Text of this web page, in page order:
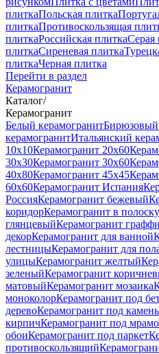
плиткаПольская плитка
плиткаПротивоскользящая
плиткаРоссийская плиткаСерая
плиткаСиреневая плитка
плиткаЧерная плитка
Перейти в раздел
Керамогранит
Каталог/
Керамогранит
Белый керамогранитБирюзовый
керамогранитИтальянский
10x10Керамогранит 20x60
30x30Керамогранит 30x60
40x80Керамогранит 45x45
60x60Керамогранит Испания
РоссияКерамогранит бежевый
коридорКерамогранит в полоску
глянцевыйКерамогранит
декорКерамогранит для ванной
лестницыКерамогранит для
улицыКерамогранит желтый
зеленыйКерамогранит
матовыйКерамогранит мозаика
моноколорКерамогранит под
деревоКерамогранит под камень
кирпичКерамогранит под
обоиКерамогранит под паркет
противоскользящий